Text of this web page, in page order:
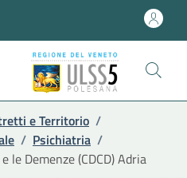
e Territorio /
/ Psichiatria /
Demenze (CDCD) Adria